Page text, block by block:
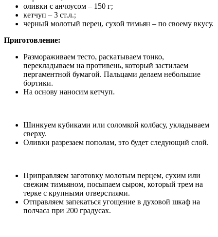
оливки с анчоусом – 150 г;
кетчуп – 3 ст.л.;
черный молотый перец, сухой тимьян – по своему вкусу.
Приготовление:
Размораживаем тесто, раскатываем тонко,
перекладываем на противень, который застилаем
пергаментной бумагой. Пальцами делаем небольшие
бортики.
На основу наносим кетчуп.
Шинкуем кубиками или соломкой колбасу, укладываем
сверху.
Оливки разрезаем пополам, это будет следующий слой.
Приправляем заготовку молотым перцем, сухим или
свежим тимьяном, посыпаем сыром, который трем на
терке с крупными отверстиями.
Отправляем запекаться угощение в духовой шкаф на
полчаса при 200 градусах.